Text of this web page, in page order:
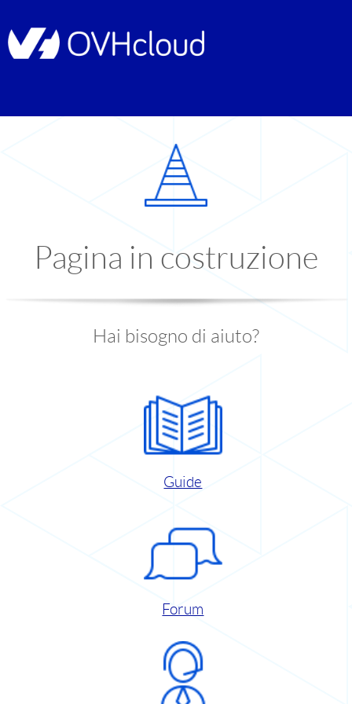
Pagina in costruzione
Hai bisogno di aiuto?
Guide
Forum